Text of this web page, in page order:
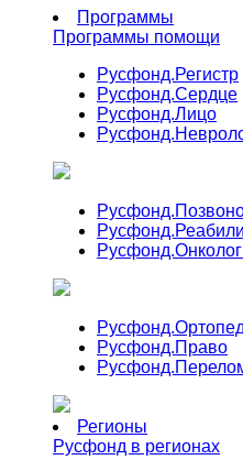
Программы
Программы помощи
Русфонд.Регистр
Русфонд.Сердце
Русфонд.Лицо
Русфонд.
Русфонд.
Русфонд.
Русфонд.
Русфонд.
Русфонд.Право
Русфонд.
Регионы
Русфонд в регионах